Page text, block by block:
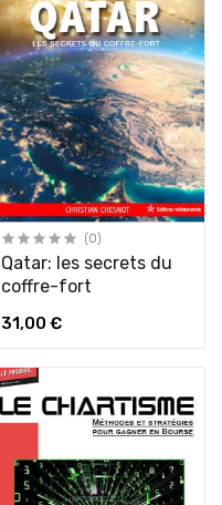
(0)
Qatar: les secrets du
coffre-fort
31,00 €